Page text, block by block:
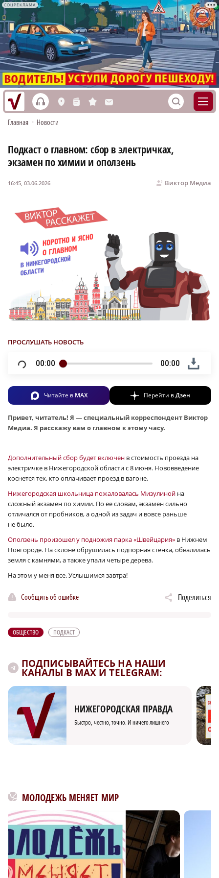
СОЦРЕКЛАМА
h L n s M S
Главная • Новости
Подкаст о главном: сбор в электричках,
экзамен по химии и оползень
Виктор Медиа
16:45, 03.06.2026
ПРОСЛУШАТЬ НОВОСТЬ
00:00 00:00
Читайте в MAX Перейти вДзен
Привет, читатель! Я — специальный корреспондент Виктор
Медиа. Я расскажу вам о главном к этому часу.
Дополнительный сбор будет включен в стоимость проезда на
электричке в Нижегородской области с 8 июня. Нововведение
коснется тех, кто оплачивает проезд в вагоне.
Нижегородская школьница пожаловалась Мизулиной на
сложный экзамен по химии. По ее словам, экзамен сильно
отличался от пробников, а одной из задач и вовсе раньше
не было.
Оползень произошел у подножия парка «Швейцария» в Нижнем
Новгороде. На склоне обрушилась подпорная стенка, обвалилась
земля с камнями, а также упали четыре дерева.
На этом у меня все. Услышимся завтра!
Сообщить об ошибке Поделиться
ОБЩЕСТВО ПОДКАСТ
ПОДПИСЫВАЙТЕСЬ НА НАШИ
КАНАЛЫ В MAX И TELEGRAM:
НИЖЕГОРОДСКАЯ ПРАВДА
Быстро, честно, точно. И ничего лишнего
МОЛОДЕЖЬ МЕНЯЕТ МИР